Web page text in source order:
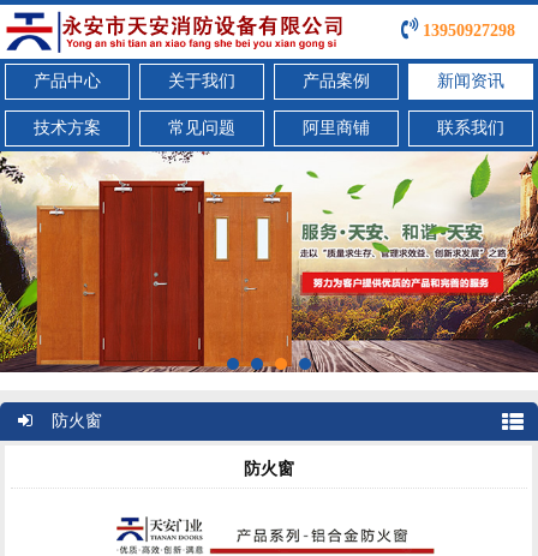
13950927298
产品中心 关于我们 产品案例 新闻资讯
技术方案 常见问题 阿里商铺 联系我们
防火窗
防火窗